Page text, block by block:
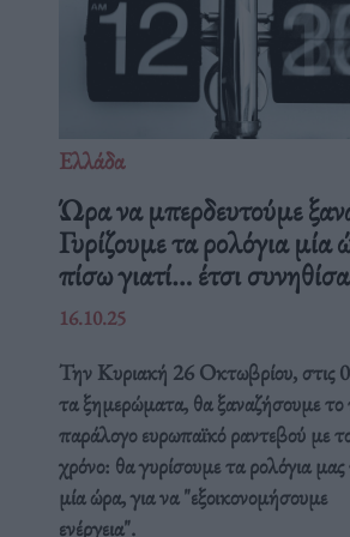
Ελλάδα
Ώρα να μπερδευτούμε
Γυρίζουμε τα ρολόγια μία
πίσω γιατί… έτσι
16.10.25
Την Κυριακή 26 Οκτωβρίου, στις
τα ξημερώματα, θα ξαναζήσουμε το
παράλογο ευρωπαϊκό ραντεβού με
χρόνο: θα γυρίσουμε τα ρολόγια
μία ώρα, για να "εξοικονομήσουμε
ενέργεια".